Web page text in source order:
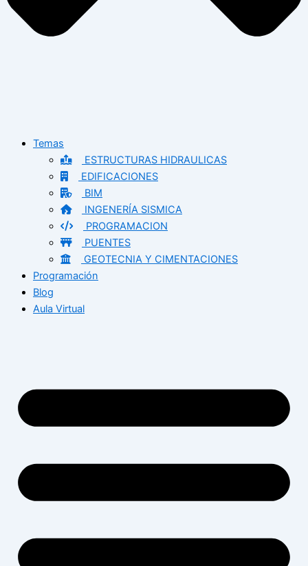
Temas
ESTRUCTURAS HIDRAULICAS
EDIFICACIONES
BIM
INGENERÍA SISMICA
PROGRAMACION
PUENTES
GEOTECNIA Y CIMENTACIONES
Programación
Blog
Aula Virtual